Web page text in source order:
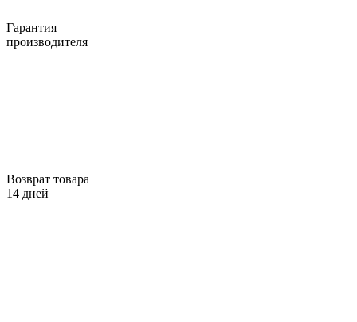
Гарантия
производителя
Возврат товара
14 дней